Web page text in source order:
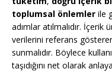
toplumsal önlemler ile
adımlar atılmalıdır.
verilerini referans
sunmalıdır. Böylece
taşıdığını net olarak